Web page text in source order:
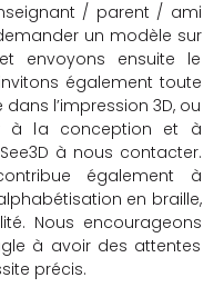
/ parent / ami
un modèle sur
envoyons ensuite le
également toute
l’impression 3D, ou
à la conception et à
à nous contacter.
également à
en braille,
Nous encourageons
à avoir des attentes
précis.